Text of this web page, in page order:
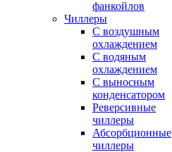
фанкойлов
Чиллеры
С воздушным
охлаждением
С водяным
охлаждением
С выносным
конденсатором
Реверсивные
чиллеры
Абсорбционные
чиллеры